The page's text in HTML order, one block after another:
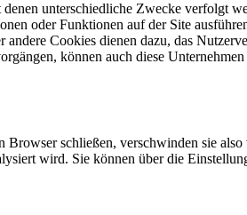
unterschiedliche Zwecke verfolgt
oder Funktionen auf der Site
Cookies dienen dazu, das
können auch diese
schließen, verschwinden sie
wird. Sie können über die